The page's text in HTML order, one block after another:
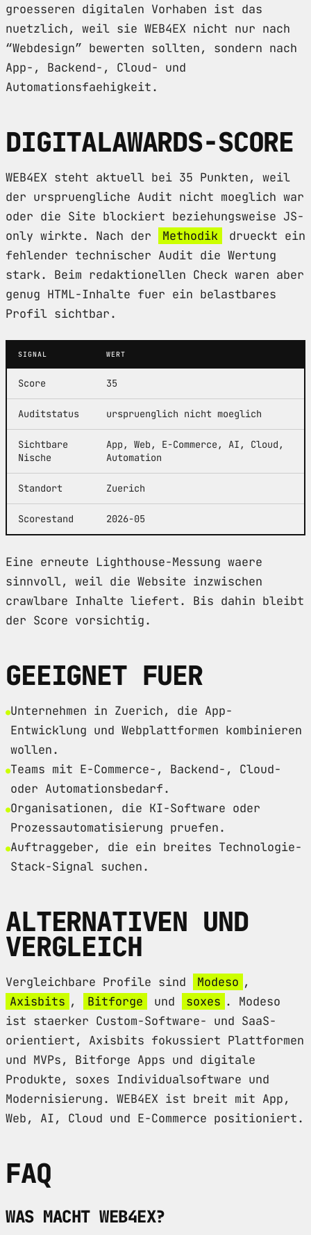
groesseren digitalen Vorhaben ist das
nuetzlich, weil sie WEB4EX nicht nur nach
“Webdesign” bewerten sollten, sondern nach
App-, Backend-, Cloud- und
Automationsfaehigkeit.
DIGITALAWARDS-SCORE
WEB4EX steht aktuell bei 35 Punkten, weil
der urspruengliche Audit nicht moeglich war
oder die Site blockiert beziehungsweise JS-
only wirkte. Nach der
Methodik
drueckt ein
fehlender technischer Audit die Wertung
stark. Beim redaktionellen Check waren aber
genug HTML-Inhalte fuer ein belastbares
Profil sichtbar.
SIGNAL WERT
Score 35
Auditstatus urspruenglich nicht moeglich
Sichtbare
Nische
App, Web, E-Commerce, AI, Cloud,
Automation
Standort Zuerich
Scorestand 2026-05
Eine erneute Lighthouse-Messung waere
sinnvoll, weil die Website inzwischen
crawlbare Inhalte liefert. Bis dahin bleibt
der Score vorsichtig.
GEEIGNET FUER
Unternehmen in Zuerich, die App-
Entwicklung und Webplattformen kombinieren
wollen.
Teams mit E-Commerce-, Backend-, Cloud-
oder Automationsbedarf.
Organisationen, die KI-Software oder
Prozessautomatisierung pruefen.
Auftraggeber, die ein breites Technologie-
Stack-Signal suchen.
ALTERNATIVEN UND
VERGLEICH
Vergleichbare Profile sind Modeso ,
Axisbits , Bitforge und soxes . Modeso
ist staerker Custom-Software- und SaaS-
orientiert, Axisbits fokussiert Plattformen
und MVPs, Bitforge Apps und digitale
Produkte, soxes Individualsoftware und
Modernisierung. WEB4EX ist breit mit App,
Web, AI, Cloud und E-Commerce positioniert.
FAQ
WAS MACHT WEB4EX?